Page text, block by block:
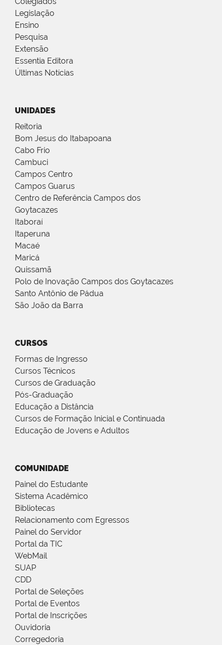
Legislação
Ensino
Pesquisa
Extensão
Essentia Editora
Últimas Notícias
UNIDADES
Reitoria
Bom Jesus do Itabapoana
Cabo Frio
Cambuci
Campos Centro
Campos Guarus
Centro de Referência Campos dos
Goytacazes
Itaboraí
Itaperuna
Macaé
Maricá
Quissamã
Polo de Inovação Campos dos Goytacazes
Santo Antônio de Pádua
São João da Barra
CURSOS
Formas de Ingresso
Cursos Técnicos
Cursos de Graduação
Pós-Graduação
Educação a Distância
Cursos de Formação Inicial e Continuada
Educação de Jovens e Adultos
COMUNIDADE
Painel do Estudante
Sistema Acadêmico
Bibliotecas
Relacionamento com Egressos
Painel do Servidor
Portal da TIC
WebMail
SUAP
CDD
Portal de Seleções
Portal de Eventos
Portal de Inscrições
Ouvidoria
Corregedoria